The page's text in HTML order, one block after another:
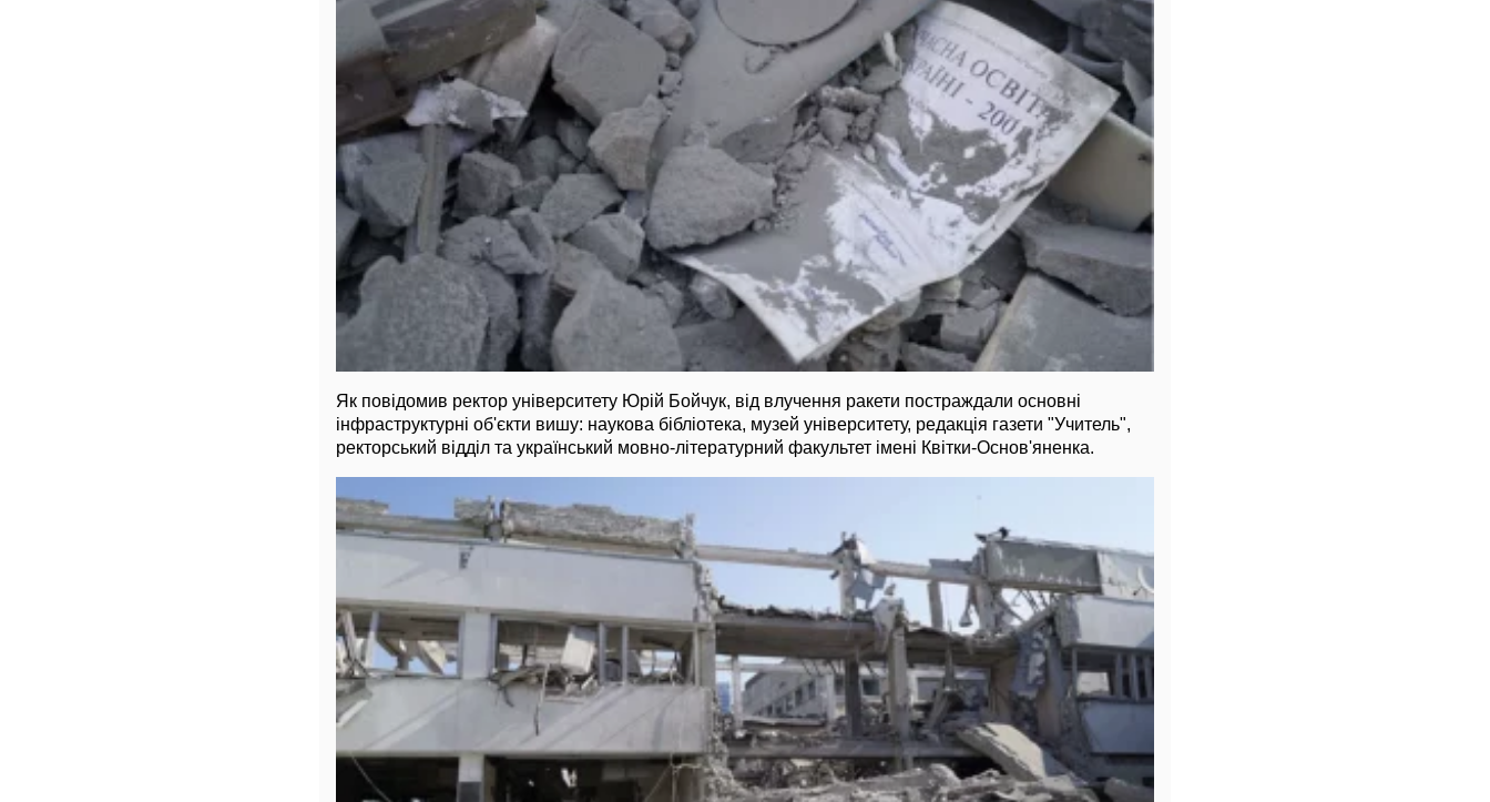
Як повідомив ректор університету Юрій Бойчук, від влучення ракети постраждали основні
інфраструктурні об'єкти вишу: наукова бібліотека, музей університету, редакція газети "Учитель",
ректорський відділ та український мовно-літературний факультет імені Квітки-Основ'яненка.